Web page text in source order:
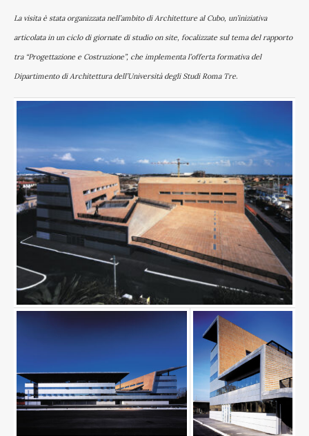
La visita è stata organizzata nell’ambito di Architetture al Cubo, un’iniziativa
articolata in un ciclo di giornate di studio on site, focalizzate sul tema del rapporto
tra “Progettazione e Costruzione”, che implementa l’offerta formativa del
Dipartimento di Architettura dell’Università degli Studi Roma Tre.